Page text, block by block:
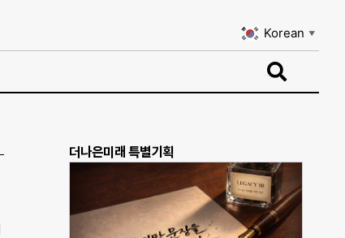
Korean ▼
더나은미래 특별기획